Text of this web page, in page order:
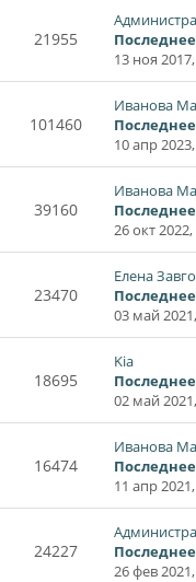
21955
13 ноя
101460
Иванова
10 апр
39160
Иванова
26 окт
23470
Елена
03 май
18695
Kia
02 май
16474
Иванова
11 апр
24227
26 фев